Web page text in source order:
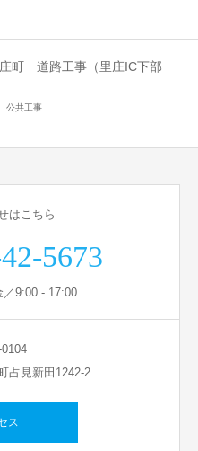
町 道路工事（里庄IC下部
公共工事
はこちら
5673
9:00 - 17:00
占見新田1242-2
ス